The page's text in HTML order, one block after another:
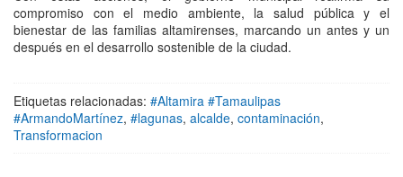
compromiso con el medio ambiente, la salud pública y el
bienestar de las familias altamirenses, marcando un antes y un
después en el desarrollo sostenible de la ciudad.
Etiquetas relacionadas: #Altamira #Tamaulipas
#ArmandoMartínez, #lagunas, alcalde, contaminación,
Transformacion